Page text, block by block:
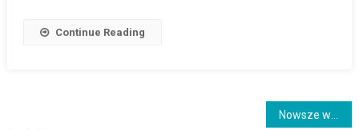
Continue Reading